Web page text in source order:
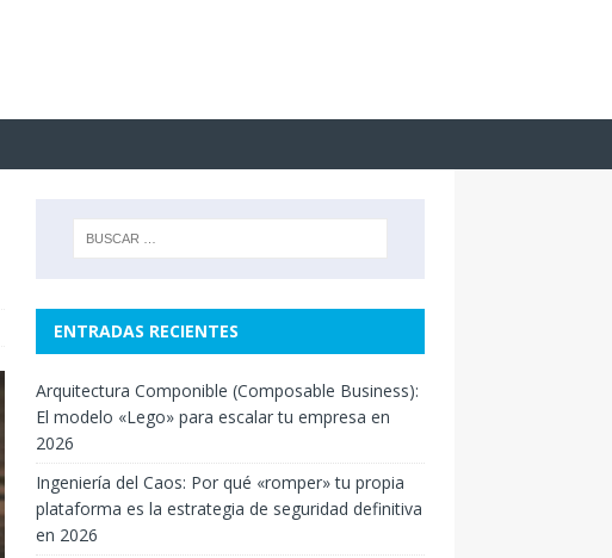
ENTRADAS RECIENTES
Arquitectura Componible (Composable Business):
El modelo «Lego» para escalar tu empresa en
2026
Ingeniería del Caos: Por qué «romper» tu propia
plataforma es la estrategia de seguridad definitiva
en 2026